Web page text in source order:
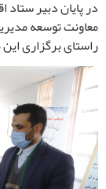
در پایان دبیر
معاونت توسعه
راستای برگزاری